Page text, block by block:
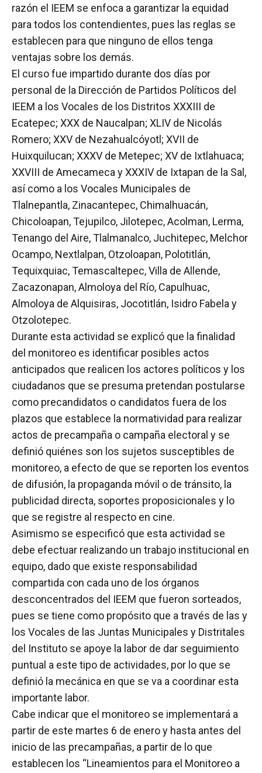
razón el IEEM se enfoca a garantizar la equidad
para todos los contendientes, pues las reglas se
establecen para que ninguno de ellos tenga
ventajas sobre los demás.
El curso fue impartido durante dos días por
personal de la Dirección de Partidos Políticos del
IEEM a los Vocales de los Distritos XXXIII de
Ecatepec; XXX de Naucalpan; XLIV de Nicolás
Romero; XXV de Nezahualcóyotl; XVII de
Huixquilucan; XXXV de Metepec; XV de Ixtlahuaca;
XXVIII de Amecameca y XXXIV de Ixtapan de la Sal,
así como a los Vocales Municipales de
Tlalnepantla, Zinacantepec, Chimalhuacán,
Chicoloapan, Tejupilco, Jilotepec, Acolman, Lerma,
Tenango del Aire, Tlalmanalco, Juchitepec, Melchor
Ocampo, Nextlalpan, Otzoloapan, Polotitlán,
Tequixquiac, Temascaltepec, Villa de Allende,
Zacazonapan, Almoloya del Río, Capulhuac,
Almoloya de Alquisiras, Jocotitlán, Isidro Fabela y
Otzolotepec.
Durante esta actividad se explicó que la finalidad
del monitoreo es identificar posibles actos
anticipados que realicen los actores políticos y los
ciudadanos que se presuma pretendan postularse
como precandidatos o candidatos fuera de los
plazos que establece la normatividad para realizar
actos de precampaña o campaña electoral y se
definió quiénes son los sujetos susceptibles de
monitoreo, a efecto de que se reporten los eventos
de difusión, la propaganda móvil o de tránsito, la
publicidad directa, soportes proposicionales y lo
que se registre al respecto en cine.
Asimismo se especificó que esta actividad se
debe efectuar realizando un trabajo institucional en
equipo, dado que existe responsabilidad
compartida con cada uno de los órganos
desconcentrados del IEEM que fueron sorteados,
pues se tiene como propósito que a través de las y
los Vocales de las Juntas Municipales y Distritales
del Instituto se apoye la labor de dar seguimiento
puntual a este tipo de actividades, por lo que se
definió la mecánica en que se va a coordinar esta
importante labor.
Cabe indicar que el monitoreo se implementará a
partir de este martes 6 de enero y hasta antes del
inicio de las precampañas, a partir de lo que
establecen los “Lineamientos para el Monitoreo a